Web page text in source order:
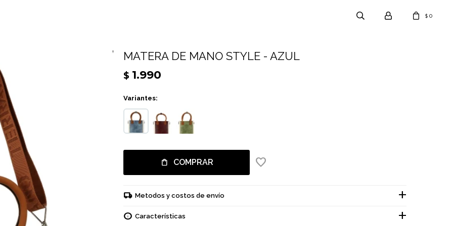
$ 0
MATERA DE MANO STYLE - AZUL
$ 1.990
Variantes:
COMPRAR
Metodos y costos de envío
Características